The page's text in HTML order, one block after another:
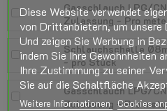
Gasschlauch LPG/
Zulassung - Pro
Schlauchschelle
- pro Stück
Gasschlauch LPG/
Zulassung - Pro
Diese Website verwendet
von Drittanbietern, um unsere
Und zeigen Sie Werbung in
indem Sie Ihre Gewohnheiten
Ihre Zustimmung zu seiner
Sie auf die Schaltfläche
Weitere Informationen Cookies